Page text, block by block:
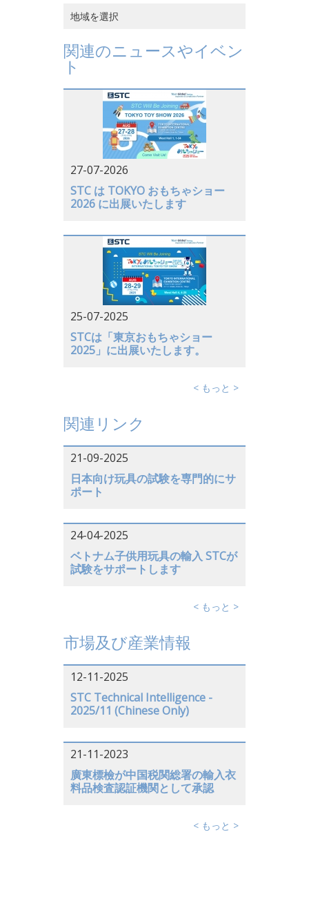
地域を選択
中国香港
中国本土
ベトナム
ドイツ
関連のニュースやイベン
ト
27-07-2026
STC は TOKYO おもちゃショー
2026 に出展いたします
25-07-2025
STCは「東京おもちゃショー
2025」に出展いたします。
< もっと >
関連リンク
21-09-2025
日本向け玩具の試験を専門的にサ
ポート
24-04-2025
ベトナム子供用玩具の輸入 STCが
試験をサポートします
< もっと >
市場及び産業情報
12-11-2025
STC Technical Intelligence -
2025/11 (Chinese Only)
21-11-2023
廣東標檢が中国税関総署の輸入衣
料品検査認証機関として承認
< もっと >